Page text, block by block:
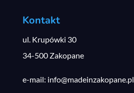
Kontakt
ul. Krupówki 30
34-500 Zakopane
e-mail: info@madeinzakopane.pl